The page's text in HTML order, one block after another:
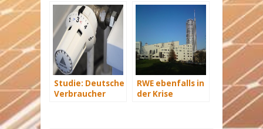
Schiffe
in Mecklenburg-
Vorpommern
Studie: Deutsche
Verbraucher
RWE ebenfalls in
der Krise